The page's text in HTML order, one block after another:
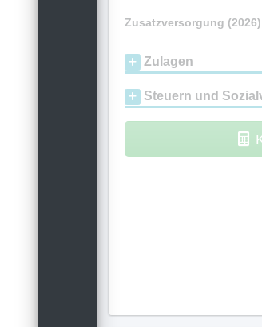
Zusatzversorgung (2026)
Zulagen
Steuern und